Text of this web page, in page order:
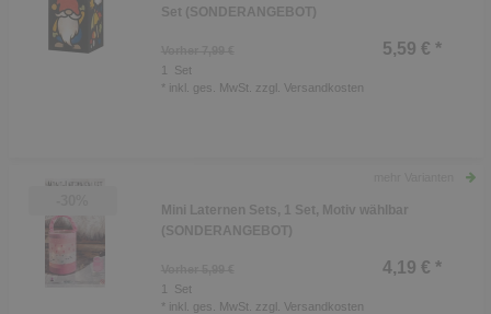
Set (SONDERANGEBOT)
5,59 € *
1
Set
* inkl. ges. MwSt. zzgl. Versandkosten
Mini Laternen Sets, 1 Set, Motiv wählbar
(SONDERANGEBOT)
4,19 € *
1
Set
* inkl. ges. MwSt. zzgl. Versandkosten